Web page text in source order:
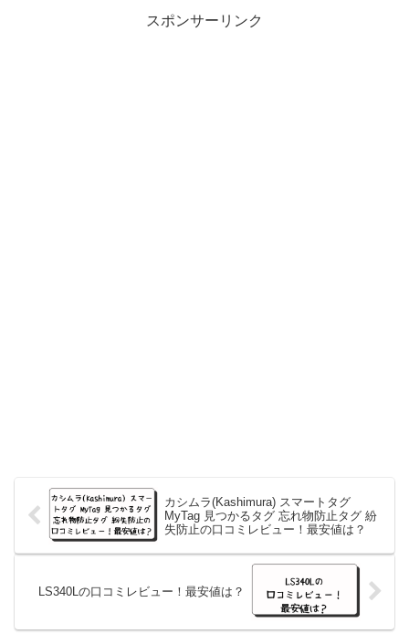
スポンサーリンク
カシムラ(Kashimura) スマートタグ
MyTag 見つかるタグ 忘れ物防止タグ 紛
失防止の口コミレビュー！最安値は？
LS340Lの口コミレビュー！最安値は？